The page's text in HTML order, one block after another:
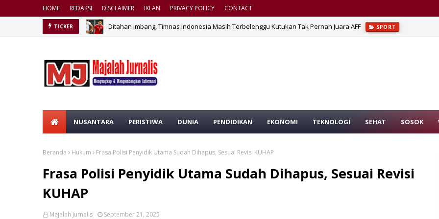
HOME REDAKSI DISCLAIMER IKLAN PRIVACY POLICY CONTACT
TICKER Ditahan Imbang, Timnas Indonesia Masih Terbelenggu Kutukan Tak Pernah Juara AFF SPORT
NUSANTARA PERISTIWA DUNIA PENDIDIKAN EKONOMI TEKNOLOGI SEHAT SOSOK
Beranda Hukum Frasa Polisi Penyidik Utama Sudah Dihapus, Sesuai Revisi KUHAP
Frasa Polisi Penyidik Utama Sudah Dihapus, Sesuai Revisi
KUHAP
Majalah Jurnalis September 21, 2025